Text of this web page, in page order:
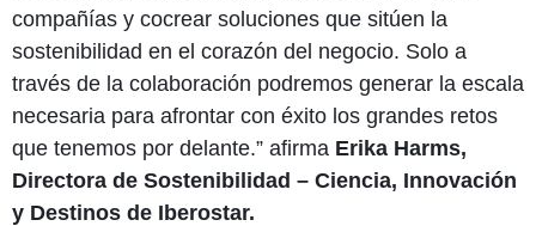
compañías y cocrear soluciones que sitúen la
sostenibilidad en el corazón del negocio. Solo a
través de la colaboración podremos generar la escala
necesaria para afrontar con éxito los grandes retos
que tenemos por delante.” afirma Erika Harms,
Directora de Sostenibilidad – Ciencia, Innovación
y Destinos de Iberostar.